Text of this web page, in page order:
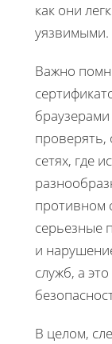
как они
уязвимыми.
Важно
проверять,
сетях, где
противном
серьезные
и
служб, а
В целом,